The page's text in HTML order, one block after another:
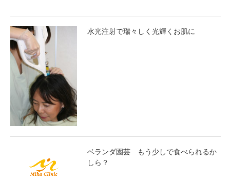
水光注射で瑞々しく光輝くお肌に
ベランダ園芸 もう少しで食べられるか
しら？